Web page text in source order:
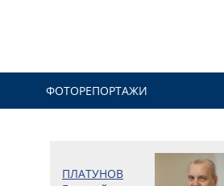
ФОТОРЕПОРТАЖИ
ПЛАТУНОВ